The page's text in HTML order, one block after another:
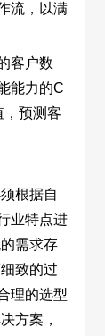
流，以满
客户数
能力的C
，预测客
根据自
业特点进
需求存
致的过
理的选型
方案，